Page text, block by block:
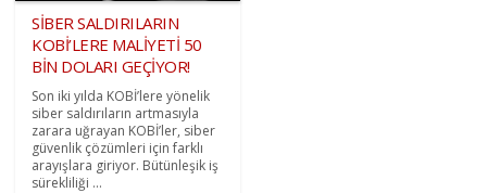
SİBER SALDIRILARIN
KOBİ’LERE MALİYETİ 50
BİN DOLARI GEÇİYOR!
Son iki yılda KOBİ’lere yönelik
siber saldırıların artmasıyla
zarara uğrayan KOBİ’ler, siber
güvenlik çözümleri için farklı
arayışlara giriyor. Bütünleşik iş
sürekliliği ...